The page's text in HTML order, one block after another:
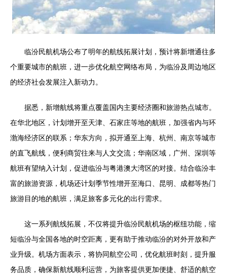
临汾民航机场公布了明年的航线拓展计划，预计将新增通往多
个重要城市的航班，进一步优化航空网络布局，为临汾及周边地区
的经济社会发展注入新动力。
据悉，新增航线将重点覆盖国内主要经济圈和旅游热点城市。
在华北地区，计划增开至天津、石家庄等地的航班，加强省内与环
渤海经济区的联系；华东方向，拟开通至上海、杭州、南京等城市
的直飞航线，便利商贸往来与人文交流；华南区域，广州、深圳等
航班有望纳入计划，促进临汾与粤港澳大湾区的对接。结合临汾丰
富的旅游资源，机场还计划季节性增开至海口、昆明、成都等热门
旅游目的地的航班，满足旅客多元化的出行需求。
这一系列航线拓展，不仅将提升临汾民航机场的枢纽功能，缩
短临汾与全国各地的时空距离，更有助于推动临汾的对外开放和产
业升级。机场方面表示，将协同航空公司，优化航班时刻，提升服
务品质，确保新航线顺利运营，为旅客提供更加便捷、舒适的航空